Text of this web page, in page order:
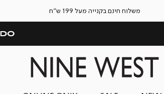
משלוח חינם בקנייה מעל 199 ש"ח